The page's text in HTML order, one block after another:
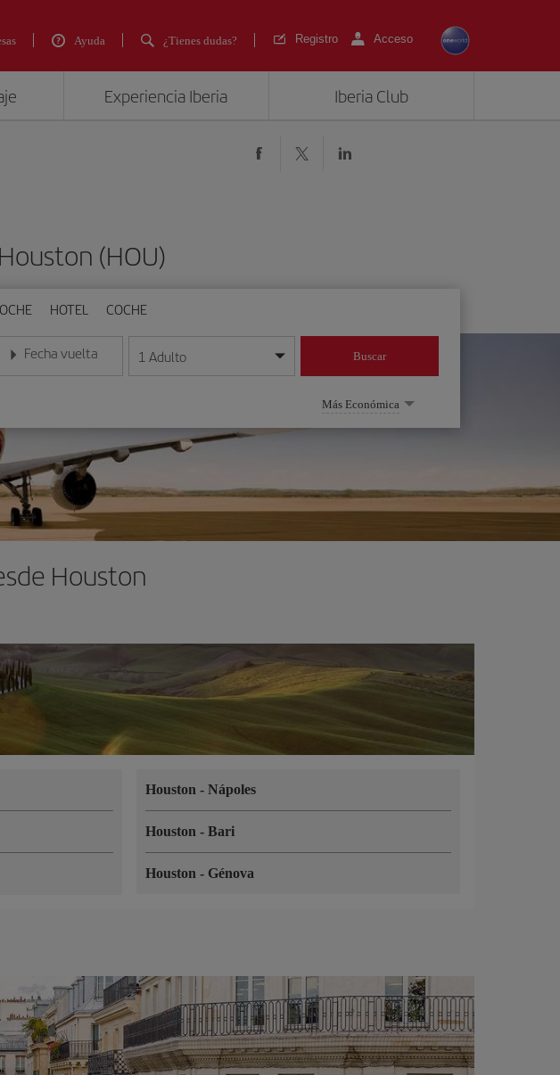
Ayuda ¿Tienes dudas? Registro Acceso
Experiencia Iberia Iberia Club
(HOU)
HOTEL COCHE
formato día/mes/año
Fecha vuelta
Introduce la fecha en formato día/mes/año
1 Adulto Buscar
Más Económica
Houston
Houston-Nápoles
Houston-Bari
Houston- Génova